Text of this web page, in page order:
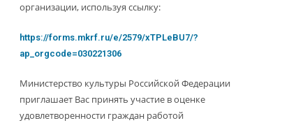
организации, используя ссылку:
https://forms.mkrf.ru/e/2579/xTPLeBU7/?
ap_orgcode=030221306
Министерство культуры Российской Федерации
приглашает Вас принять участие в оценке
удовлетворенности граждан работой